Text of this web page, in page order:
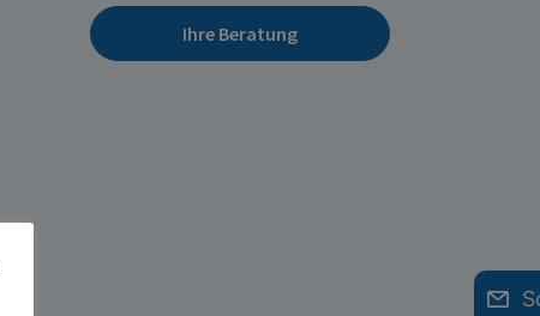
Ihre Beratung